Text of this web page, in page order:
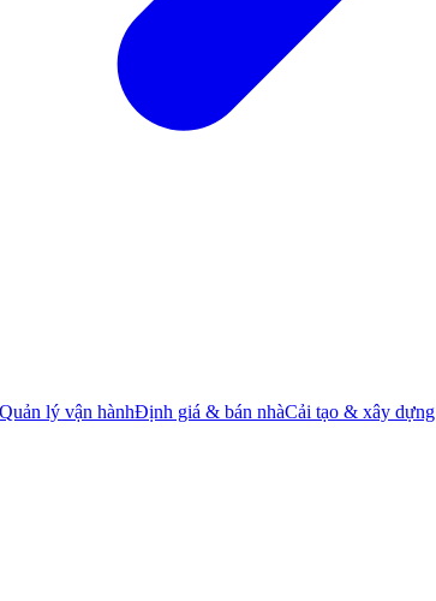
Quản lý vận hànhĐịnh giá & bán nhàCải tạo & xây dựng